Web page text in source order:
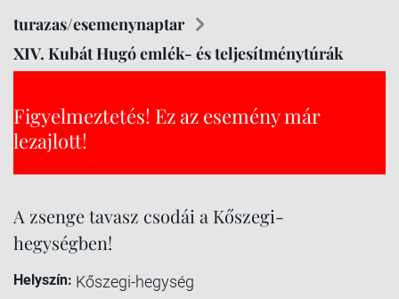
turazas/esemenynaptar
XIV. Kubát Hugó emlék- és teljesítménytúrák
Figyelmeztetés! Ez az esemény már
lezajlott!
A zsenge tavasz csodái a Kőszegi-
hegységben!
Helyszín: Kőszegi-hegység